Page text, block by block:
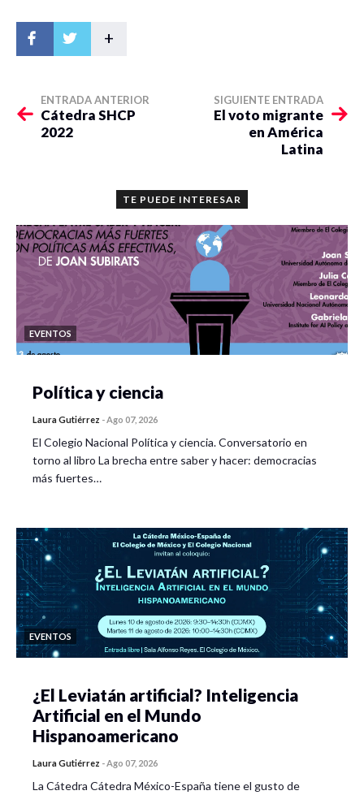
+
ENTRADA ANTERIOR
Cátedra SHCP
2022
SIGUIENTE ENTRADA
El voto migrante
en América
Latina
TE PUEDE INTERESAR
EVENTOS
Política y ciencia
Laura Gutiérrez -Ago 07, 2026
El Colegio Nacional Política y ciencia. Conversatorio en
torno al libro La brecha entre saber y hacer: democracias
más fuertes…
EVENTOS
¿El Leviatán artificial? Inteligencia
Artificial en el Mundo
Hispanoamericano
Laura Gutiérrez -Ago 07, 2026
La Cátedra Cátedra México-España tiene el gusto de